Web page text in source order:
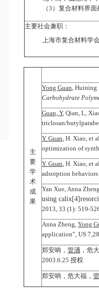
（3）复合材料界
主要社会兼职：
上海市复合材料学
主
要
学
术
成
果
Yong Guan, Huining
Carbohydrate
Guan, Y, Qian, L,
triclosan/
Y. Guan, H. Xiao, et
optimization of
Y. Guan, H. Xiao, et
adsorption
Yan Xue, Anna
using
2013, 33 (1): 519-
Anna Zheng, Yong
application”, US
郑安呐， 管涌 ，危
2003.6.25 授权
郑安呐，危大福，